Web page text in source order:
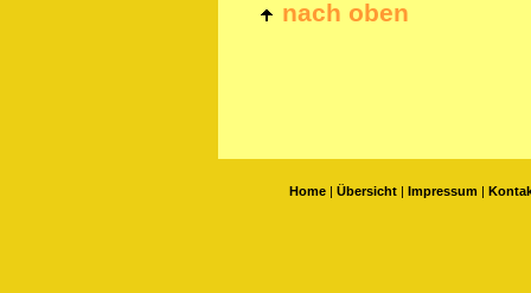
nach oben
Home | Übersicht | Impressum |